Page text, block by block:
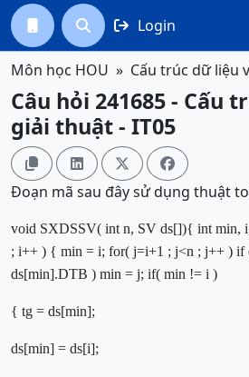
  Login
Môn học HOU Cấu trúc dữ liệu
Câu hỏi 241685 - Cấu
giải thuật - IT05
   
Đoạn mã sau đây sử dụng thuật
void SXDSSV( int n, SV ds[]){ int min,
; i++ ) { min = i; for( j=i+1 ; j<n ; j++ ) if
ds[min].DTB ) min = j; if( min != i )
{ tg = ds[min];
ds[min] = ds[i];